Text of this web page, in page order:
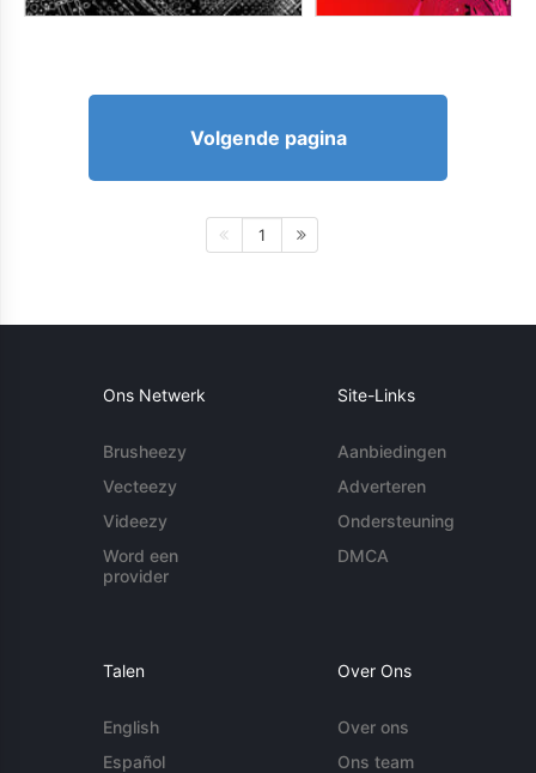
Volgende pagina
1
Ons Netwerk
Brusheezy
Vecteezy
Videezy
Word een
provider
Site-Links
Aanbiedingen
Adverteren
Ondersteuning
DMCA
Talen
English
Español
Over Ons
Over ons
Ons team